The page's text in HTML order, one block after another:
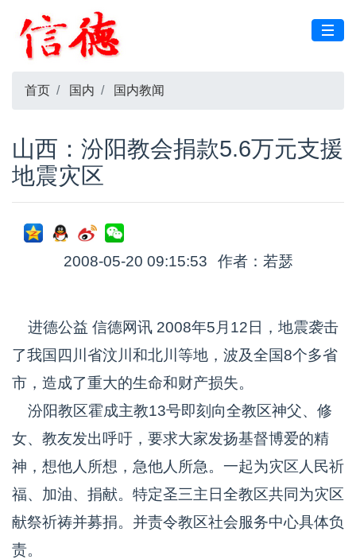
首页 国内 国内教闻
山西：汾阳教会捐款5.6万元支援
地震灾区
2008-05-20 09:15:53 作者：若瑟
进德公益 信德网讯 2008年5月12日，地震袭击
了我国四川省汶川和北川等地，波及全国8个多省
市，造成了重大的生命和财产损失。
汾阳教区霍成主教13号即刻向全教区神父、修
女、教友发出呼吁，要求大家发扬基督博爱的精
神，想他人所想，急他人所急。一起为灾区人民祈
福、加油、捐献。特定圣三主日全教区共同为灾区
献祭祈祷并募捐。并责令教区社会服务中心具体负
责。